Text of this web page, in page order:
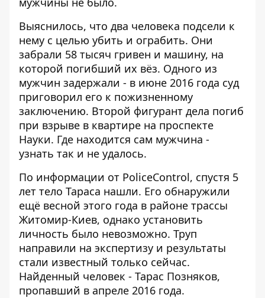
Выяснилось, что два человека подсели к
нему с целью убить и ограбить. Они
забрали 58 тысяч гривен и машину, на
которой погибший их вёз. Одного из
мужчин задержали - в июне 2016 года суд
приговорил его к пожизненному
заключению. Второй фигурант дела погиб
при взрыве в квартире на проспекте
Науки. Где находится сам мужчина -
узнать так и не удалось.
По информации от PoliceControl, спустя 5
лет тело Тараса нашли. Его обнаружили
ещё весной этого года в районе трассы
Житомир-Киев, однако установить
личность было невозможно. Труп
направили на экспертизу и результаты
стали известный только сейчас.
Найденный человек - Тарас Позняков,
пропавший в апреле 2016 года.